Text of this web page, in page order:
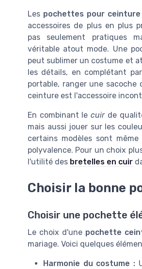
Les pochettes pour ceinture
accessoires de plus en plus
pas seulement pratiques
véritable atout mode. Une
peut sublimer un costume et
les détails, en complétant
portable, ranger une
ceinture est l'accessoire
En combinant lecuirde
mais aussi jouer sur les
certains modèles sont
polyvalence. Pour un choix
l'utilité des bretelles en cuir
Choisir la bonne
Choisir une pochette
Le choix d'une pochette
mariage. Voici quelques
Harmonie du costume :